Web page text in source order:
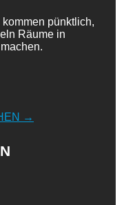
pünktlich,
Räume in
→